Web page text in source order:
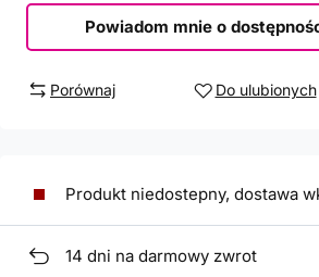
Powiadom mnie o
Porównaj Do ulubionych
Produkt niedostepny, dostawa
14 dni na darmowy zwrot